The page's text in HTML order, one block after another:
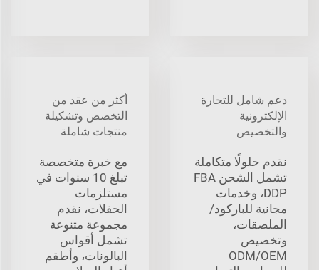
دعم شامل للتجارة
الإلكترونية
والتخصيص
نقدم حلولًا متكاملة
تشمل الشحن FBA
DDP، وخدمات
مجانية للباركود/
الملصقات،
وتخصيص
ODM/OEM
أكثر من عقد من
التخصص وتشكيلة
منتجات شاملة
مع خبرة متخصصة
تبلغ 10 سنوات في
مستلزمات
الحفلات، نقدم
مجموعة متنوعة
تشمل أقواس
البالونات، وأطقم